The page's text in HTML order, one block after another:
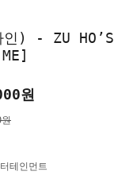
) - ZU HO’S
원
테인먼트